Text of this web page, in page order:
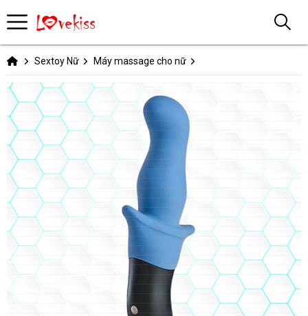
Sextoy Nữ Máy massage cho nữ